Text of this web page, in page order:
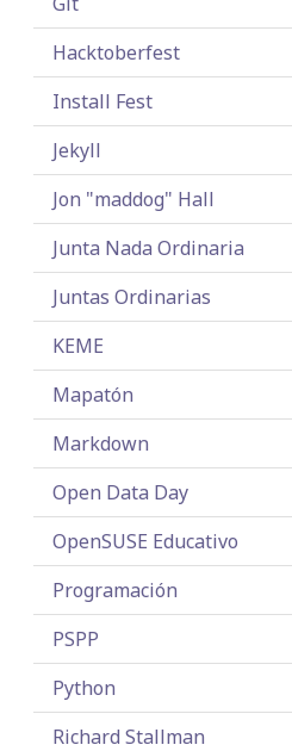
Hacktoberfest
Install Fest
Jekyll
Jon "maddog" Hall
Junta Nada Ordinaria
Juntas Ordinarias
KEME
Mapatón
Markdown
Open Data Day
OpenSUSE Educativo
Programación
PSPP
Python
Richard Stallman